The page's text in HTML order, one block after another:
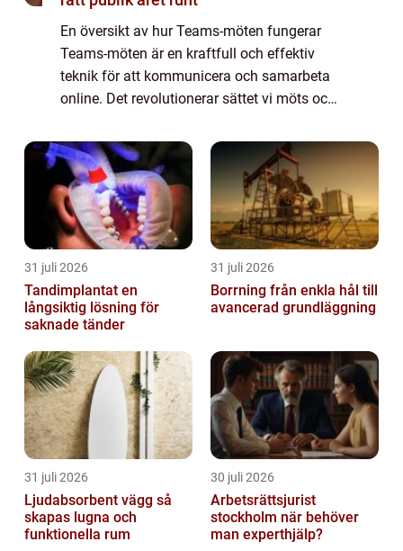
En översikt av hur Teams-möten fungerar
Teams-möten är en kraftfull och effektiv
teknik för att kommunicera och samarbeta
online. Det revolutionerar sättet vi möts och
mötesplats där användare kan delta från o...
31 juli 2026
Tandimplantat en
långsiktig lösning för
saknade tänder
31 juli 2026
Borrning från enkla hål till
avancerad grundläggning
31 juli 2026
Ljudabsorbent vägg så
skapas lugna och
funktionella rum
30 juli 2026
Arbetsrättsjurist
stockholm när behöver
man experthjälp?